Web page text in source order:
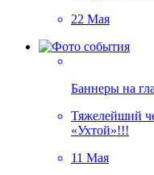
22 Мая
Баннеры на
Тяжелейший
«Ухтой»!!!
11 Мая